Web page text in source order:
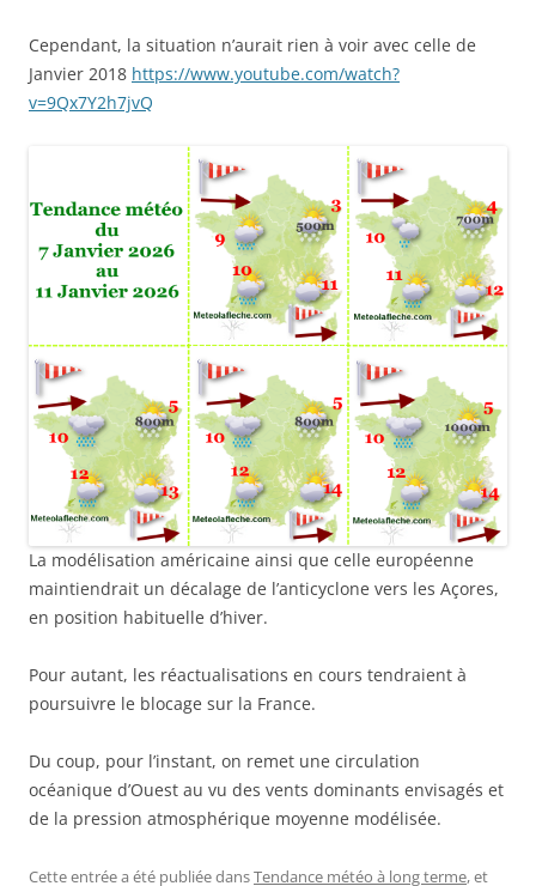
Cependant, la situation n’aurait rien à voir avec celle de
Janvier 2018 https://www.youtube.com/watch?
v=9Qx7Y2h7jvQ
La modélisation américaine ainsi que celle européenne
maintiendrait un décalage de l’anticyclone vers les Açores,
en position habituelle d’hiver.
Pour autant, les réactualisations en cours tendraient à
poursuivre le blocage sur la France.
Du coup, pour l’instant, on remet une circulation
océanique d’Ouest au vu des vents dominants envisagés et
de la pression atmosphérique moyenne modélisée.
Cette entrée a été publiée dansTendance météo à long terme, et